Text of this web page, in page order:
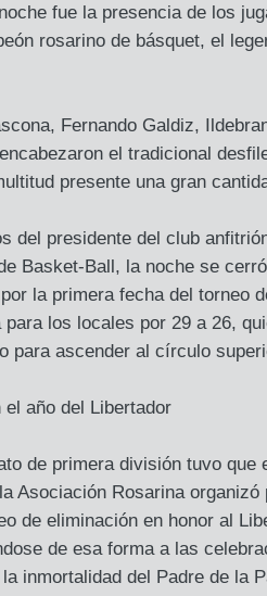
fue la presencia de los
rosarino de básquet, el
Fernando Galdiz,
el tradicional
presente una gran
del presidente del club
Basket-Ball, la noche se
la primera fecha del torneo
los locales por 29 a 26,
para ascender al círculo
año del Libertador
de primera división tuvo que
Asociación Rosarina organizó
de eliminación en honor al
de esa forma a las
inmortalidad del Padre de la